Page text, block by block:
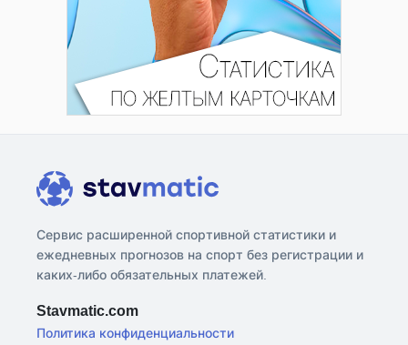
Сервис расширенной спортивной статистики и
ежедневных прогнозов на спорт без регистрации и
каких-либо обязательных платежей.
Stavmatic.com
Политика конфиденциальности